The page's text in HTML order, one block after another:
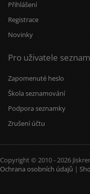
Přihlášení
Registrace
Novinky
Pro uživatele
Zapomenuté heslo
Škola seznamování
Podpora seznamky
Zrušení účtu
Copyright © 2010 - 2026
Ochrana osobních údajů |